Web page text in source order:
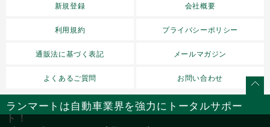
新規登録 会社概要
利用規約 プライバシーポリシー
通販法に基づく表記 メールマガジン
よくあるご質問 お問い合わせ
ランマートは自動車業界を強力にトータルサポー
ト！